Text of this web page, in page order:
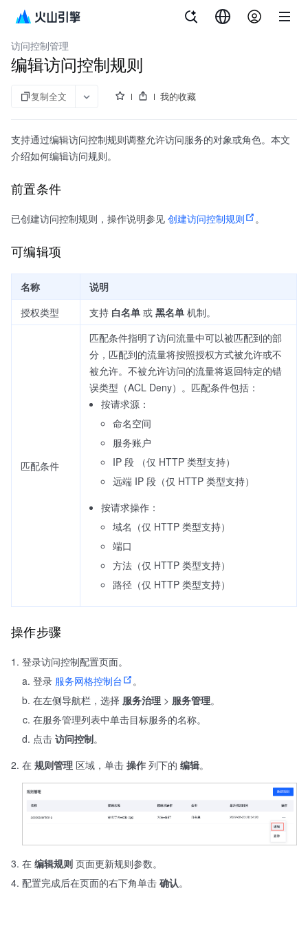
微服务引擎
访问控制管理
编辑访问控制规则
复制全文 我的收藏
支持通过编辑访问控制规则调整允许访问服务的对象或角色。本文
介绍如何编辑访问规则。
前置条件
已创建访问控制规则，操作说明参见 创建访问控制规则 。
可编辑项
名称
说明
授权类型
支持 白名单 或 黑名单 机制。
匹配条件
匹配条件指明了访问流量中可以被匹配到的部
分，匹配到的流量将按照授权方式被允许或不
被允许。不被允许访问的流量将返回特定的错
误类型（ACL Deny）。匹配条件包括：
按请求源：
命名空间
服务账户
IP 段 （仅 HTTP 类型支持）
远端 IP 段（仅 HTTP 类型支持）
按请求操作：
域名（仅 HTTP 类型支持）
端口
方法（仅 HTTP 类型支持）
路径（仅 HTTP 类型支持）
操作步骤
登录访问控制配置页面。
登录 服务网格控制台
。
在左侧导航栏，选择 服务治理 > 服务管理。
在服务管理列表中单击目标服务的名称。
点击 访问控制。
在 规则管理 区域，单击 操作 列下的 编辑。
在 编辑规则 页面更新规则参数。
配置完成后在页面的右下角单击 确认。